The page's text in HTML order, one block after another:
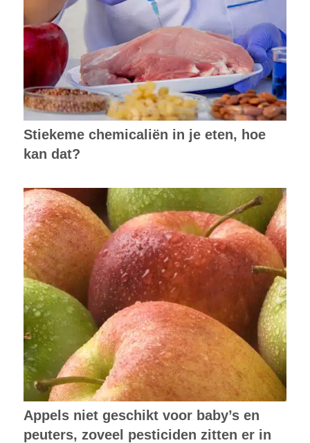
Stiekeme chemicaliën in je eten, hoe
kan dat?
Appels niet geschikt voor baby’s en
peuters, zoveel pesticiden zitten er in